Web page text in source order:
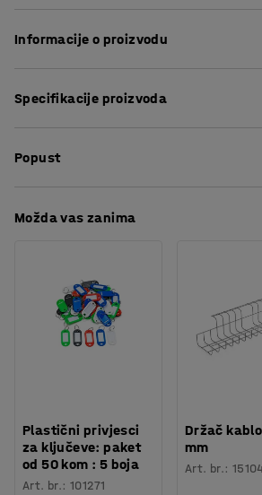
Informacije o proizvodu
prilikom transporta i skladištenja
Zaštitini rubovi su izrađeni od crne
Specifikacije proizvoda
Broj /pakiranje
Procjena vremena:
Popust
Možda vas zanima
Plastični privjesci
za ključeve: paket
od 50 kom : 5 boja
Art. br.:101271
Držač
mm
Art. br.: